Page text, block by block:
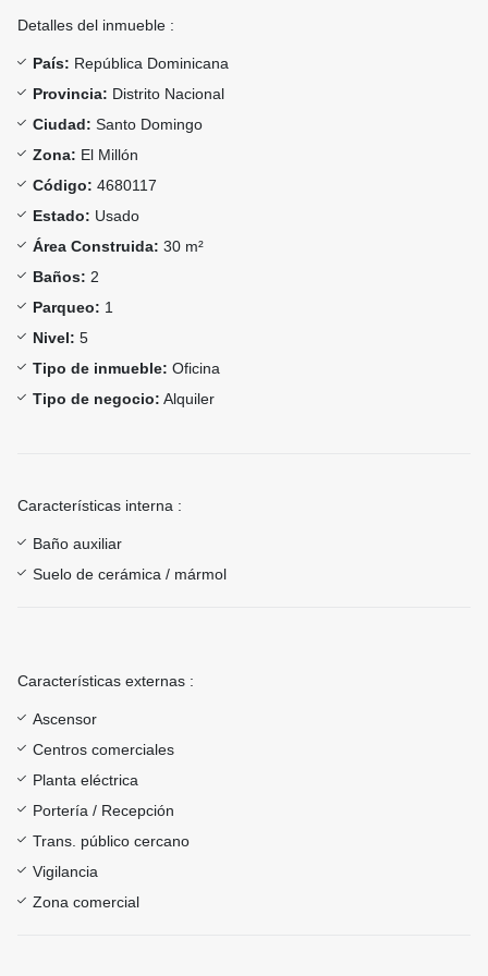
Detalles del inmueble :
País: República Dominicana
Provincia: Distrito Nacional
Ciudad: Santo Domingo
Zona: El Millón
Código: 4680117
Estado: Usado
Área Construida: 30 m²
Baños: 2
Parqueo: 1
Nivel: 5
Tipo de inmueble: Oficina
Tipo de negocio: Alquiler
Características interna :
Baño auxiliar
Suelo de cerámica / mármol
Características externas :
Ascensor
Centros comerciales
Planta eléctrica
Portería / Recepción
Trans. público cercano
Vigilancia
Zona comercial